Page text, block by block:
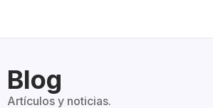
Blog
Artículos y noticias.